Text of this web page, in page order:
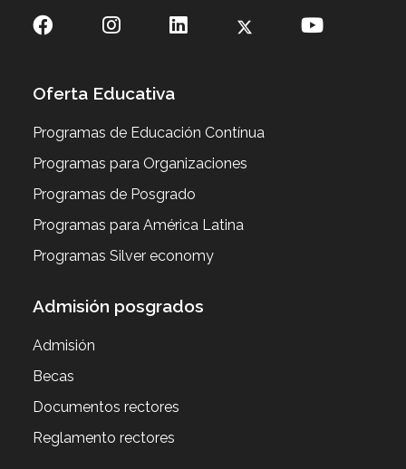
Oferta Educativa
Programas de Educación Contínua
Programas para Organizaciones
Programas de Posgrado
Programas para América Latina
Programas Silver economy
Admisión posgrados
Admisión
Becas
Documentos rectores
Reglamento rectores